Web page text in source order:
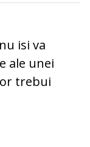
isi va
ale unei
trebui